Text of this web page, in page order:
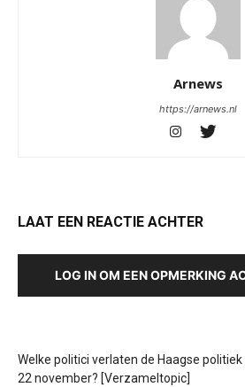
Arnews
https://arnews.nl
LAAT EEN REACTIE ACHTER
LOG IN OM EEN OPMERKING
Welke politici verlaten de Haagse
22 november? [Verzameltopic]